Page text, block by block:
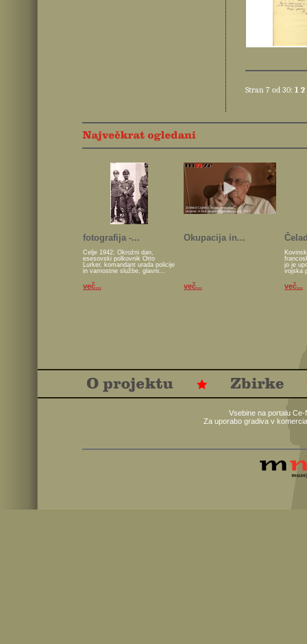
Stran 7 od 30: 1 2
fotografija -...
Celje 1942; Okrožni dan,
esesovski polkovnik Otto
Lurker, komandant urada policije
in varnostne službe, glavni...
več...
Okupacija in...
več...
jo je
vojska
več...
Vsebine na portalu
Za uporabo gradiva v